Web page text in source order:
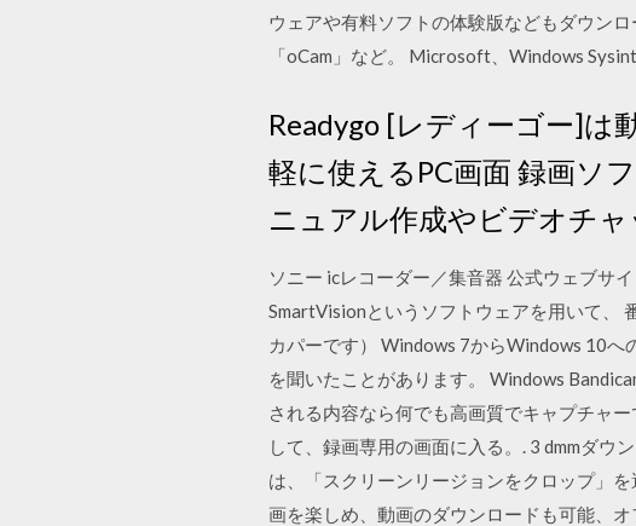
ウェアや有料ソフトの体験版などもダウン
「oCam」など。 Microsoft、Windows
Readygo [レディーゴー]は
軽に使えるPC画面 録画ソ
ニュアル作成やビデオチ
ソニー icレコーダー／集音器 公式ウェブサ
SmartVisionというソフトウェアを用いて、
カパーです） Windows 7からWindows 10
を聞いたことがあります。 Windows
される内容なら何でも高画質でキャプチャ
して、録画専用の画面に入る。. 3 dmmダウ
は、「スクリーンリージョンをクロップ」
画を楽しめ、動画のダウンロードも可能、